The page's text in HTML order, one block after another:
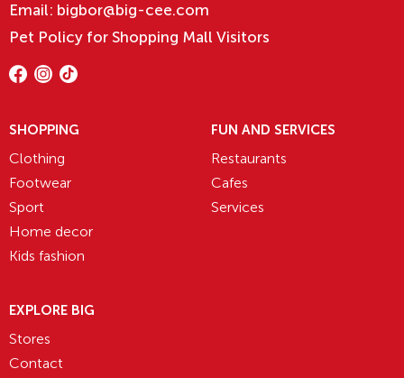
Email: bigbor@big-cee.com
Pet Policy for Shopping Mall Visitors
SHOPPING
Clothing
Footwear
Sport
Home decor
Kids fashion
FUN AND SERVICES
Restaurants
Cafes
Services
EXPLORE BIG
Stores
Contact